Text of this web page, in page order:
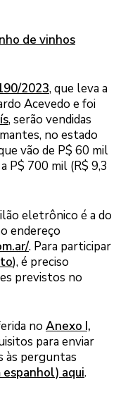
de vinhos
2023, que leva a
Acevedo e foi
, serão vendidas
no estado
vão de P$ 60 mil
P$ 700 mil (R$ 9,3
eletrônico é a do
endereço
. Para participar
), é preciso
previstos no
no Anexo I,
para enviar
às perguntas
aqui.